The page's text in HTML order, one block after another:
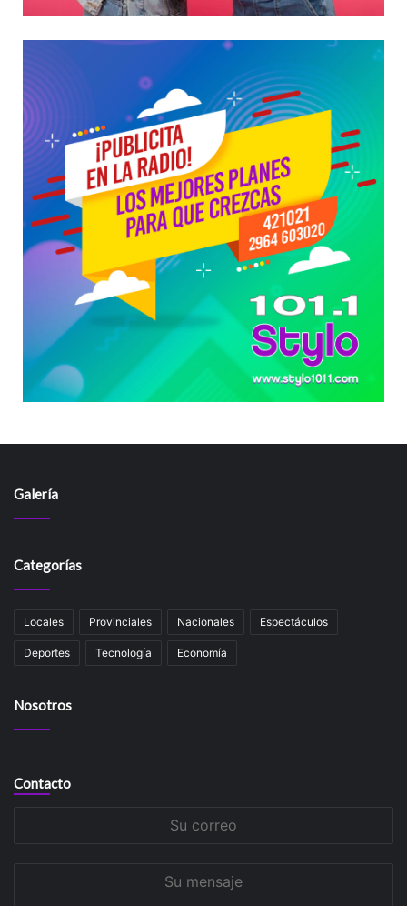
Galería
Categorías
Locales Provinciales Nacionales Espectáculos
Deportes Tecnología Economía
Nosotros
Contacto